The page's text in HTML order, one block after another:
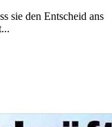
sie den Entscheid ans